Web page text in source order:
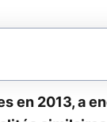
en 2013, a